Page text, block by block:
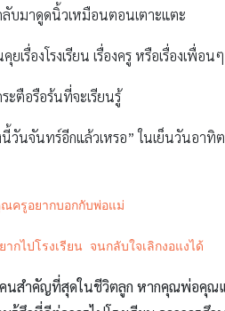
บมาดูดนิ้วเหมือนตอนเตาะแตะ
เรื่องโรงเรียน เรื่องครู หรือเรื่องเพื่อนๆ
ะตือรือร้นที่จะเรียนรู้
วันจันทร์อีกแล้วเหรอ” ในเย็นวันอา
ครูอยากบอกกับพ่อแม่
ไปโรงเรียน จนกลับใจเลิกงอแงได้
ำคัญที่สุดในชีวิตลูก หากคุณพ่อคุณแ